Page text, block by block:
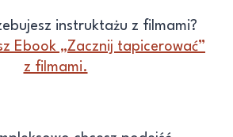
instruktażu z filmami?
Ebook „Zacznij tapicerować”
z filmami.